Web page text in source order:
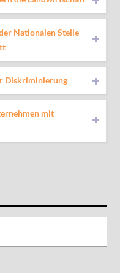
Nationalen Stelle
Diskriminierung
mit